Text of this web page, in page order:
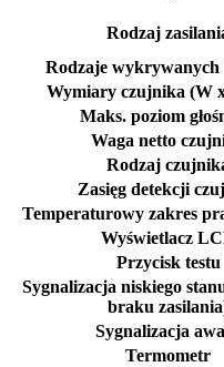
Rodzaj
Rodzaje wykrywanych
Wymiary czujnika (W
Maks. poziom
Waga netto
Rodzaj
Zasięg detekcji
Temperaturowy zakres
Wyświetlacz
Przycisk testu
Sygnalizacja niskiego
braku
Sygnalizacja
Termometr